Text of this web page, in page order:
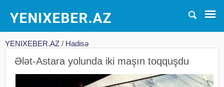
YENIXEBER.AZ / Hadisə
Ələt-Astara yolunda iki maşın toqquşdu